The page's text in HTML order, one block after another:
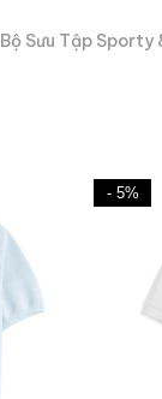
Bộ Sưu Tập Sporty
- 5%